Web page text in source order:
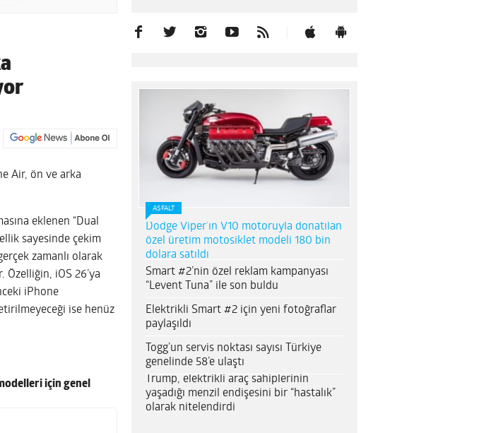
Air, ön ve arka
eklenen “Dual
sayesinde çekim
zamanlı olarak
Özelliğin, iOS 26’ya
iPhone
ise henüz
için genel
ASFALT
Dodge Viper’ın V10 motoruyla donatılan
özel üretim motosiklet modeli 180 bin
dolara satıldı
Smart #2’nin özel reklam kampanyası
“Levent Tuna” ile son buldu
Elektrikli Smart #2 için yeni fotoğraflar
paylaşıldı
Togg’un servis noktası sayısı Türkiye
genelinde 58’e ulaştı
Trump, elektrikli araç sahiplerinin
yaşadığı menzil endişesini bir “hastalık”
olarak nitelendirdi